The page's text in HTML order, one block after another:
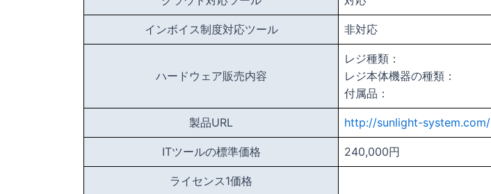
インボイス制度対応ツール 非対応
ハードウェア販売内容
レジ種類：
レジ本体機器の種類：
付属品：
製品URL http://sunlight-system.com/
ITツールの標準価格 240,000円
ライセンス1価格